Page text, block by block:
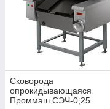
Сковорода
опрокидывающаяся
Проммаш СЭЧ-0,25